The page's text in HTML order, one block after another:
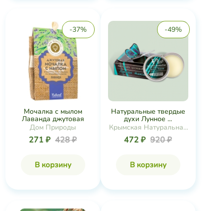
-37%
Мочалка с мылом
Лаванда джутовая
Дом Природы
271 ₽ 428 ₽
В корзину
-49%
Натуральные твердые
духи Лунное ...
Крымская Натуральная
Коллекция
472 ₽ 920 ₽
В корзину